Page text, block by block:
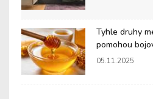
Tyhle druhy
pomohou
05.11.2025